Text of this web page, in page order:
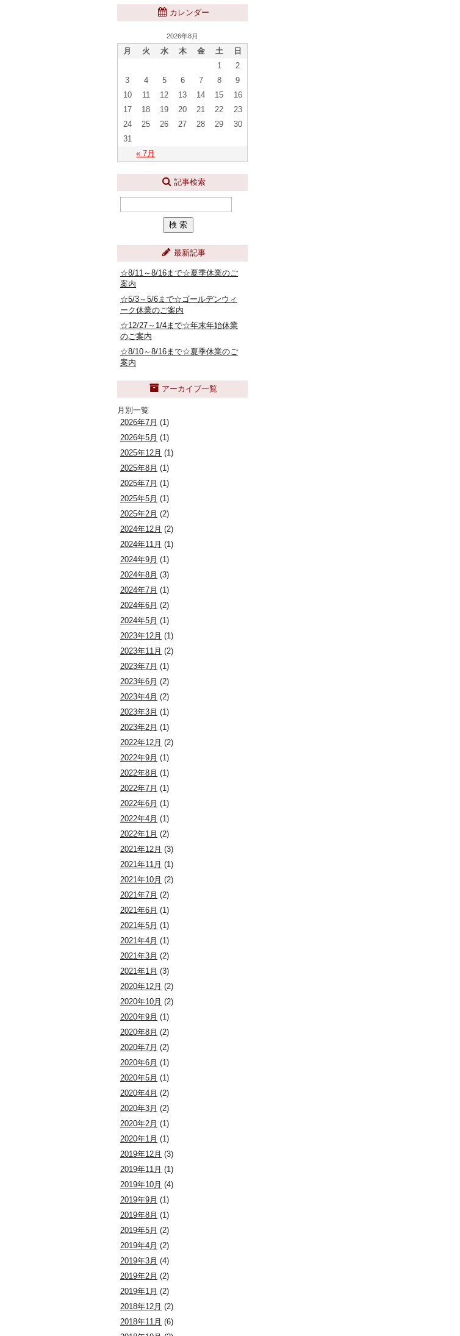
カレンダー
2026年8月
月 火 水 木 金 土 日
« 7月
1
2
3
4 5 6 7 8
9
10
11 12 13 14 15
16
17
18 19 20 21 22
23
24
25 26 27 28 29
30
31
記事検索
最新記事
☆8/11～8/16まで☆夏季休業のご
案内
☆5/3～5/6まで☆ゴールデンウィ
ーク休業のご案内
☆12/27～1/4まで☆年末年始休業
のご案内
☆8/10～8/16まで☆夏季休業のご
案内
アーカイブ一覧
月別一覧
2026年7月 (1)
2026年5月 (1)
2025年12月 (1)
2025年8月 (1)
2025年7月 (1)
2025年5月 (1)
2025年2月 (2)
2024年12月 (2)
2024年11月 (1)
2024年9月 (1)
2024年8月 (3)
2024年7月 (1)
2024年6月 (2)
2024年5月 (1)
2023年12月 (1)
2023年11月 (2)
2023年7月 (1)
2023年6月 (2)
2023年4月 (2)
2023年3月 (1)
2023年2月 (1)
2022年12月 (2)
2022年9月 (1)
2022年8月 (1)
2022年7月 (1)
2022年6月 (1)
2022年4月 (1)
2022年1月 (2)
2021年12月 (3)
2021年11月 (1)
2021年10月 (2)
2021年7月 (2)
2021年6月 (1)
2021年5月 (1)
2021年4月 (1)
2021年3月 (2)
2021年1月 (3)
2020年12月 (2)
2020年10月 (2)
2020年9月 (1)
2020年8月 (2)
2020年7月 (2)
2020年6月 (1)
2020年5月 (1)
2020年4月 (2)
2020年3月 (2)
2020年2月 (1)
2020年1月 (1)
2019年12月 (3)
2019年11月 (1)
2019年10月 (4)
2019年9月 (1)
2019年8月 (1)
2019年5月 (2)
2019年4月 (2)
2019年3月 (4)
2019年2月 (2)
2019年1月 (2)
2018年12月 (2)
2018年11月 (6)